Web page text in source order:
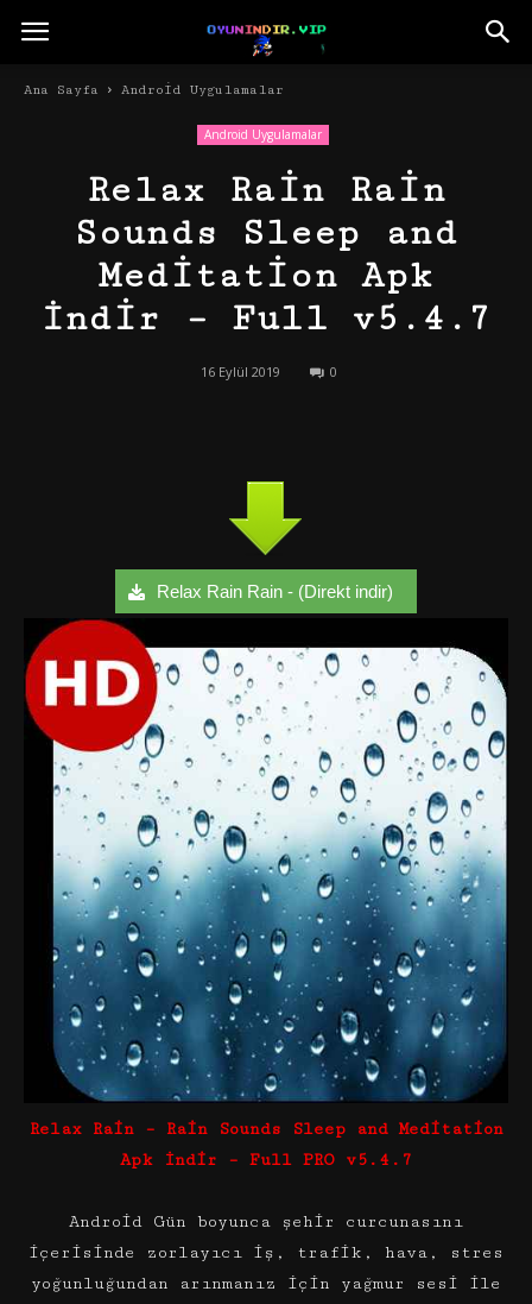
Ana Sayfa Android Uygulamalar
Android Uygulamalar
Relax Rain Rain
Sounds Sleep and
Meditation Apk
İndir – Full v5.4.7
16 Eylül 2019 0
Relax Rain Rain - (Direkt indir)
Relax Rain – Rain Sounds Sleep and Meditation
Apk İndir – Full PRO v5.4.7
Android Gün boyunca şehir curcunasını
içerisinde zorlayıcı iş, trafik, hava, stres
yoğunluğundan arınmanız için yağmur sesi ile